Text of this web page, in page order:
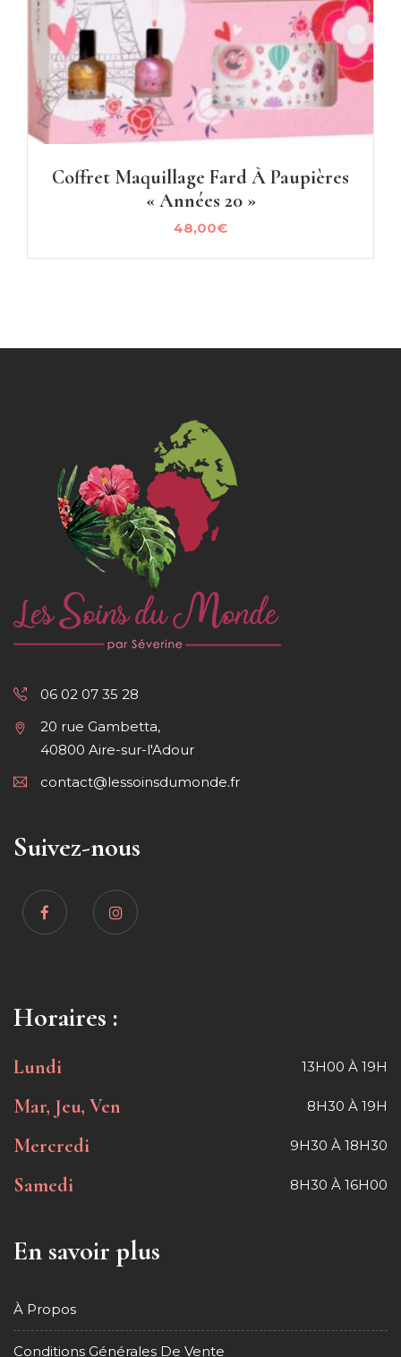
Coffret Maquillage Fard À Paupières
« Années 20 »
48,00€
06 02 07 35 28
20 rue Gambetta,
40800 Aire-sur-l'Adour
contact@lessoinsdumonde.fr
Suivez-nous
Horaires :
Lundi 13H00 À 19H
Mar, Jeu, Ven 8H30 À 19H
Mercredi 9H30 À 18H30
Samedi 8H30 À 16H00
En savoir plus
À Propos
Conditions Générales De Vente